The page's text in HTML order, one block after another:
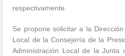
respectivamente.
Se propone solicitar a la
Local de la Consejería de la
Administración Local de la Junta